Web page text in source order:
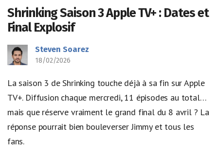
Shrinking Saison 3 Apple TV+ : Dates et
Final Explosif
Steven Soarez
18/02/2026
La saison 3 de Shrinking touche déjà à sa fin sur Apple
TV+. Diffusion chaque mercredi, 11 épisodes au total…
mais que réserve vraiment le grand final du 8 avril ? La
réponse pourrait bien bouleverser Jimmy et tous les
fans.